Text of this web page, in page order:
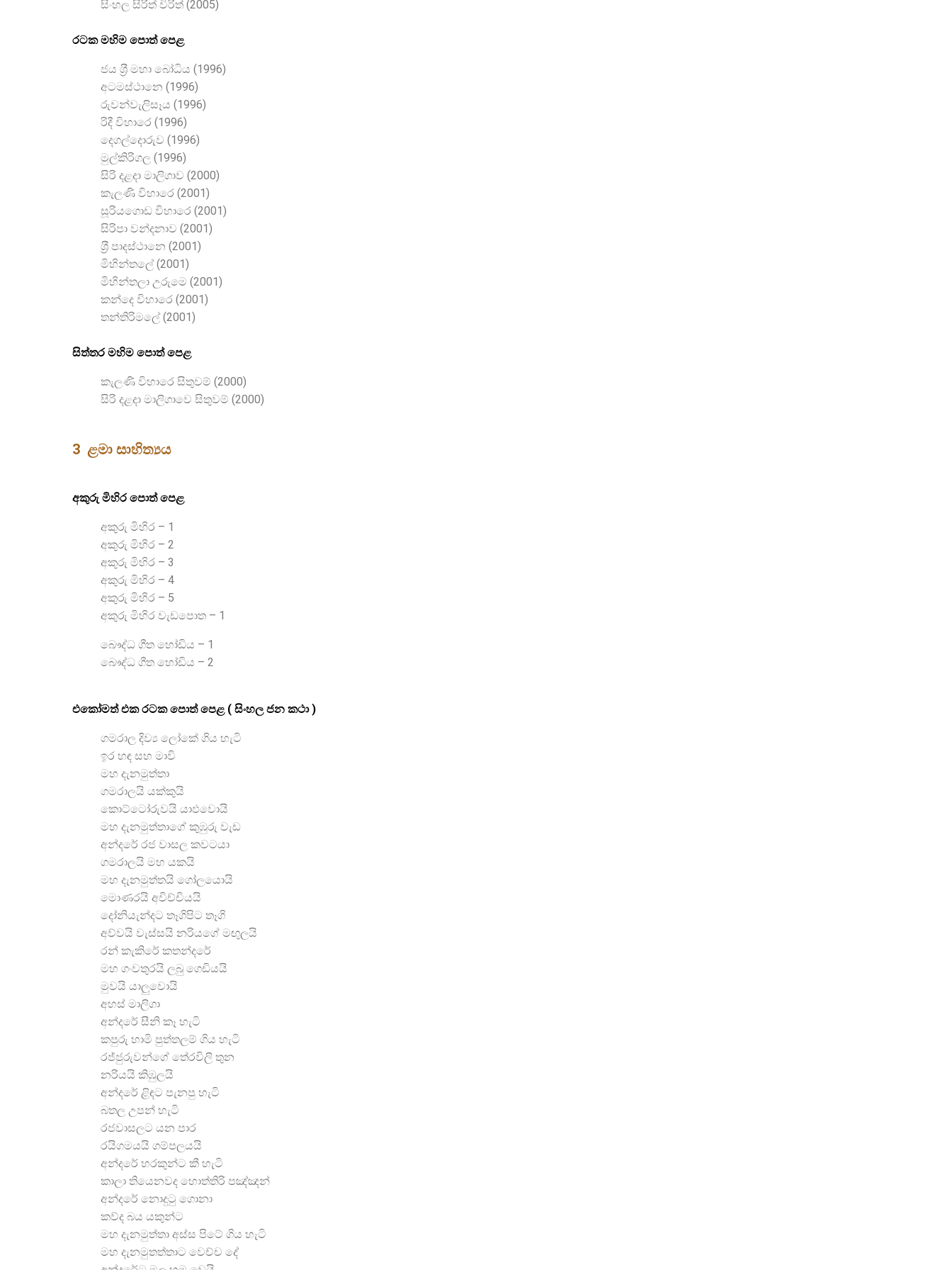
සිංහල සිරිත් විරිත් (2005)
රටක මහිම පොත් පෙළ
ජය ශ‍්‍රී මහා බෝධිය (1996)
අටමස්ථානෙ (1996)
රුවන්වැලිසෑය (1996)
රිදී විහාරෙ (1996)
දෙගල්දොරුව (1996)
මුල්කිරිගල (1996)
සිරි දළදා මාලිගාව (2000)
කැලණි විහාරෙ (2001)
සූරියගොඩ විහාරෙ (2001)
සිරිපා වන්දනාව (2001)
ශ‍්‍රී පාදස්ථානෙ (2001)
මිහින්තලේ (2001)
මිහින්තලා උරුමෙ (2001)
කන්දෙ විහාරෙ (2001)
තන්තිරිමලේ (2001)
සිත්තර මහිම පොත් පෙළ
කැලණි විහාරෙ සිතුවම් (2000)
සිරි දළදා මාලිගාවෙ සිතුවම් (2000)
3 ළමා සාහිත්‍යය
අකුරු මිහිර පොත් පෙළ
අකුරු මිහිර – 1
අකුරු මිහිර – 2
අකුරු මිහිර – 3
අකුරු මිහිර – 4
අකුරු මිහිර – 5
අකුරු මිහිර වැඩපොත – 1
බෞද්ධ ගීත හෝඩිය – 1
බෞද්ධ ගීත හෝඩිය – 2
එකෝමත් එක රටක පොත් පෙළ ( සිංහල ජන කථා )
ගමරාල දිව්‍ය ලෝකේ ගිය හැටි
ඉර හඳ සහ මාවි
මහ දැනමුත්තා
ගමරාලයි යක්කුයි
කොට්ටෝරුවයි යාඵවොයි
මහ දැනමුත්තාගේ කුඹුරු වැඩ
අන්දරේ රජ වාසල කවටයා
ගමරාලයි මහ යකයි
මහ දැනමුත්තයි ගෝලයොයි
මොණරයි අවිච්චියයි
දෝනියැන්දට තෑගිපිට තෑගි
අව්වයි වැස්සයි නරියගේ මඟුලයි
රන් කැකිරේ කතන්දරේ
මහ ගංවතුරයි ලබු ගෙඩියයි
මුවයි යාලුවොයි
අහස් මාලිගා
අන්දරේ සීනි කෑ හැටි
කපුරු හාමි පුත්තලම් ගිය හැටි
රජ්ජුරුවන්ගේ තේරවිලි තුන
නරියයි කිඹුලයි
අන්දරේ ළිඳට පැනපු හැටි
බතල උපන් හැටි
රජවාසලට යන පාර
රයිගමයයි ගම්පලයයි
අන්දරේ හරකුන්ට කී හැටි
කාලා තියෙනවද හොත්තිරි පඤ්ඤන්
අන්දරේ නොදුටු ගොනා
කව්ද බය යකුන්ට
මහ දැනමුත්තා අස්ස පිටේ ගිය හැටි
මහ දැනමුතත්තාට වෙච්ච දේ